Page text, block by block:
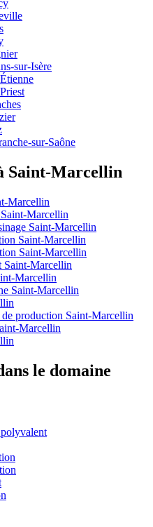
sur-Isère
sur-Saône
Saint-Marcellin
Marcellin
Marcellin
Saint-Marcellin
Saint-Marcellin
Saint-Marcellin
Saint-Marcellin
Marcellin
Saint-Marcellin
production Saint-Marcellin
Marcellin
le domaine